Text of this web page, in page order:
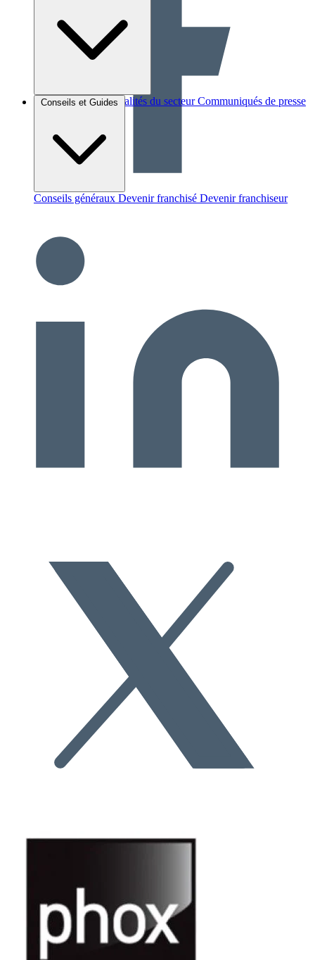
Brèves et actus Actualités du secteur Communiqués de presse
Conseils et Guides
Conseils généraux Devenir franchisé Devenir franchiseur